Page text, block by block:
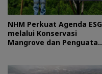
NHM Perkuat Agenda ESG
melalui Konservasi
Mangrove dan Penguatan